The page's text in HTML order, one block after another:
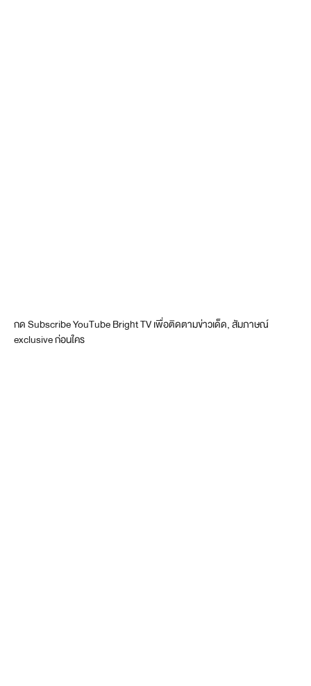
กด Subscribe YouTube Bright TV เพื่อติดตามข่าวเด็ด, สัมภาษณ์
exclusive ก่อนใคร